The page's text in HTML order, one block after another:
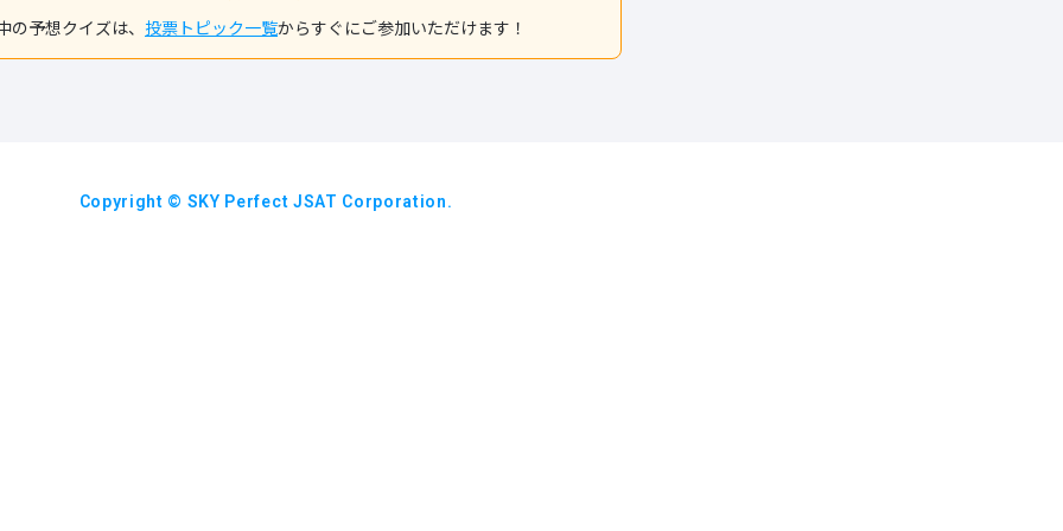
の予想クイズは、 投票トピック一覧からすぐにご参加いただけます！
Copyright © SKY Perfect JSAT Corporation.